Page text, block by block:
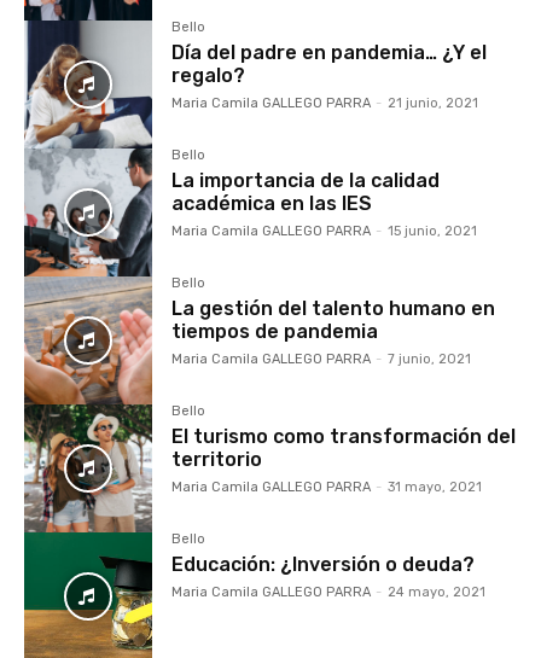
Bello
Día del padre en pandemia… ¿Y el
regalo?
Maria Camila GALLEGO PARRA - 21 junio, 2021
Bello
La importancia de la calidad
académica en las IES
Maria Camila GALLEGO PARRA - 15 junio, 2021
Bello
La gestión del talento humano en
tiempos de pandemia
Maria Camila GALLEGO PARRA - 7 junio, 2021
Bello
El turismo como transformación del
territorio
Maria Camila GALLEGO PARRA - 31 mayo, 2021
Bello
Educación: ¿Inversión o deuda?
Maria Camila GALLEGO PARRA - 24 mayo, 2021